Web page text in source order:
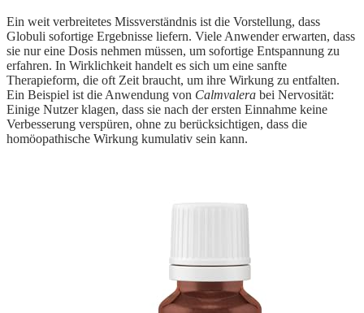
Ein weit verbreitetes Missverständnis ist die Vorstellung, dass
Globuli sofortige Ergebnisse liefern. Viele Anwender erwarten, dass
sie nur eine Dosis nehmen müssen, um sofortige Entspannung zu
erfahren. In Wirklichkeit handelt es sich um eine sanfte
Therapieform, die oft Zeit braucht, um ihre Wirkung zu entfalten.
Ein Beispiel ist die Anwendung von Calmvalera bei Nervosität:
Einige Nutzer klagen, dass sie nach der ersten Einnahme keine
Verbesserung verspüren, ohne zu berücksichtigen, dass die
homöopathische Wirkung kumulativ sein kann.